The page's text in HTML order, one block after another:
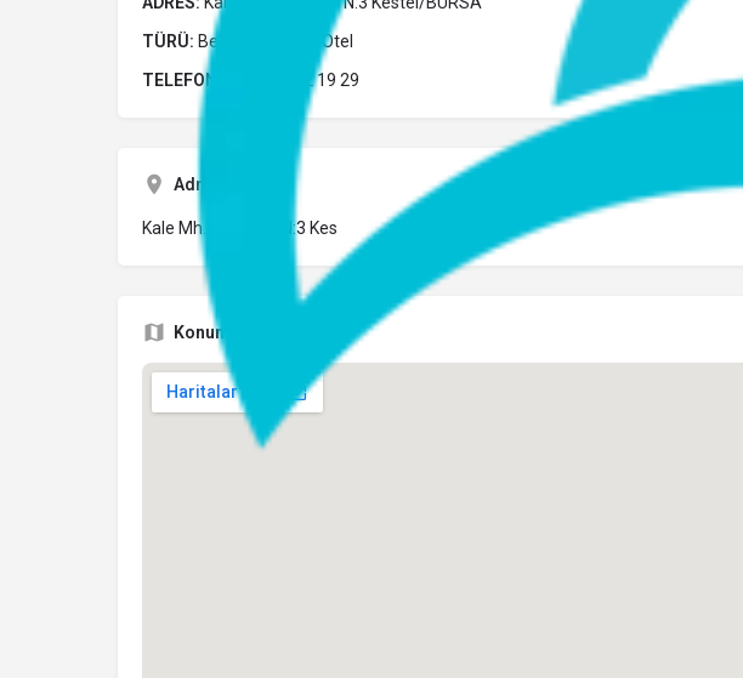
TÜRÜ: Belediye Belgeli Otel
TELEFON:
0 (224) 372 19 29
Adres
Kale Mh. Uzun Cd. N:3 Kes
Konum